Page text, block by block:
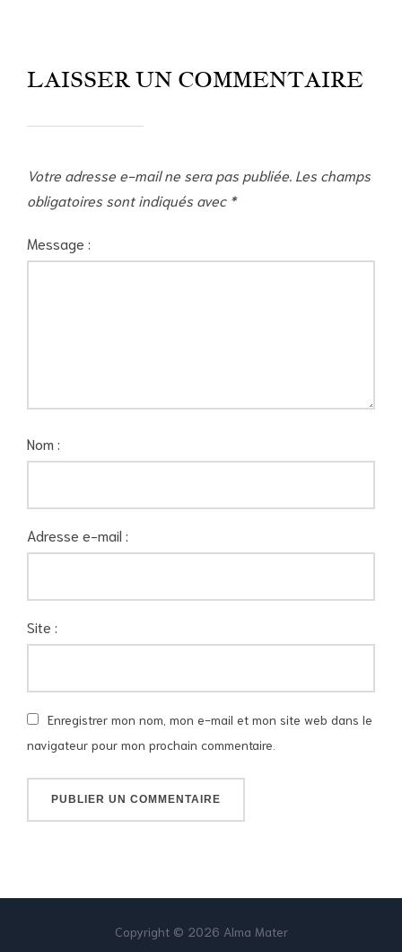
LAISSER UN COMMENTAIRE
Votre adresse e-mail ne sera pas publiée. Les champs
obligatoires sont indiqués avec *
Message :
Nom :
Adresse e-mail :
Site :
Enregistrer mon nom, mon e-mail et mon site web dans le
navigateur pour mon prochain commentaire.
Copyright © 2026 Alma Mater